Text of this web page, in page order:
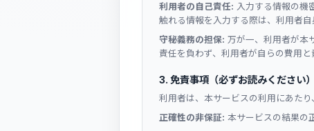
利用者の自己責任: 入力する情報の機
触れる情報を入力する際は、利用者
守秘義務の担保: 万が一、利用者が本
責任を負わず、利用者が自らの費用と
3. 免責事項（必ずお読みください）
利用者は、本サービスの利用にあた
正確性の非保証: 本サービスの結果の